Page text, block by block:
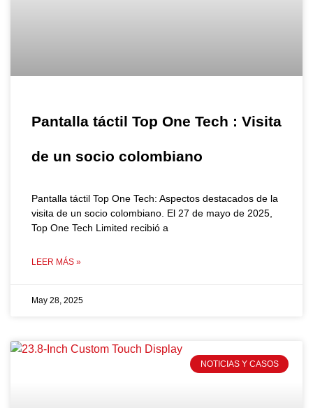
Pantalla táctil Top One Tech : Visita
de un socio colombiano
Pantalla táctil Top One Tech: Aspectos destacados de la
visita de un socio colombiano. El 27 de mayo de 2025,
Top One Tech Limited recibió a
LEER MÁS »
May 28, 2025
NOTICIAS Y CASOS